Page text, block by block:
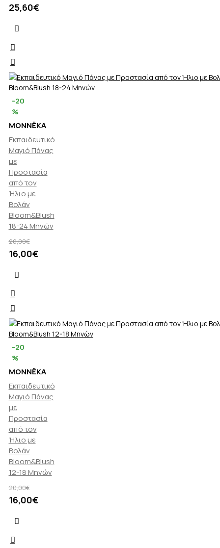
25,60€
-20
%
MONNËKA
Εκπαιδευτικό
Μαγιό Πάνας
με
Προστασία
από τον
Ήλιο με
Βολάν
Bloom&Blush
18-24 Μηνών
20,00€
16,00€
-20
%
MONNËKA
Εκπαιδευτικό
Μαγιό Πάνας
με
Προστασία
από τον
Ήλιο με
Βολάν
Bloom&Blush
12-18 Μηνών
20,00€
16,00€